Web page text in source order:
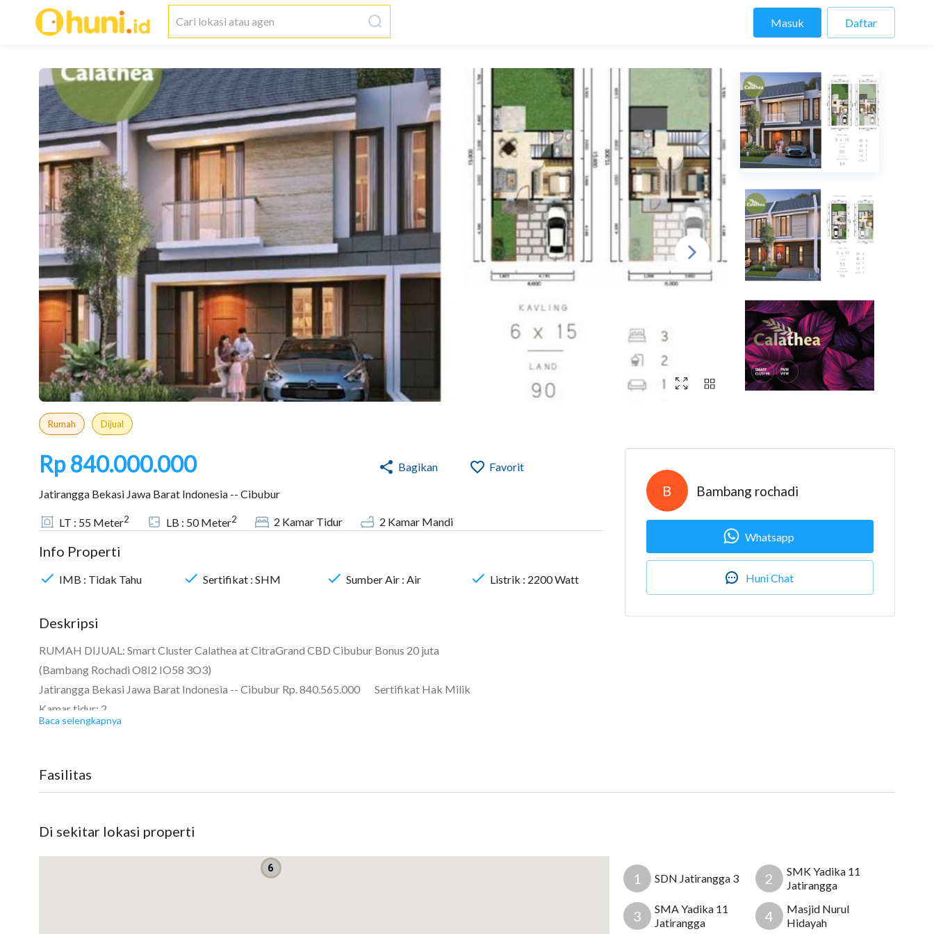
Masuk Daftar
Rumah Dijual
Rp 840.000.000 Bagikan Favorit
Jatirangga Bekasi Jawa Barat Indonesia -- Cibubur
LT : 55 Meter2 LB : 50Meter2 2 Kamar Tidur 2 Kamar Mandi
Info Properti
IMB : Tidak Tahu Sertifikat : SHM Sumber Air : Air Listrik : 2200Watt
Deskripsi
RUMAH DIJUAL: Smart Cluster Calathea at CitraGrand CBD Cibubur Bonus 20 juta
(Bambang Rochadi O8I2 IO58 3O3)
Jatirangga Bekasi Jawa Barat Indonesia -- Cibubur Rp. 840.565.000 Sertifikat Hak Milik
Kamar tidur: 2
Kamar mandi: 2
Baca selengkapnya
B Bambang rochadi
Whatsapp
Huni Chat
Fasilitas
Di sekitar lokasi properti
6
1 SDN Jatirangga 3 2
SMK Yadika 11
Jatirangga
3
SMA Yadika 11
Jatirangga
4
Masjid Nurul
Hidayah